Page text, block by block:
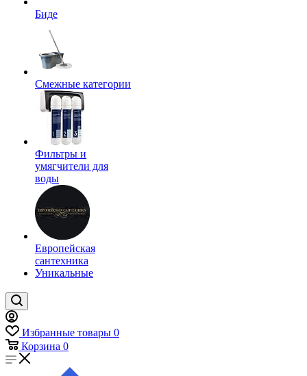
Биде
Смежные категории
Фильтры и
умягчители для
воды
Европейская
сантехника
Уникальные
Избранные товары 0
Корзина 0